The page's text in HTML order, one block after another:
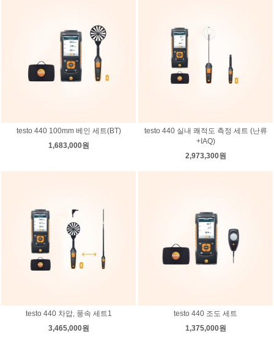
testo 440 100mm 베인 세트(BT)
1,683,000원
testo 440 실내 쾌적도 측정 세트 (난류
+IAQ)
2,973,300원
testo 440 차압, 풍속 세트1
3,465,000원
testo 440 조도 세트
1,375,000원